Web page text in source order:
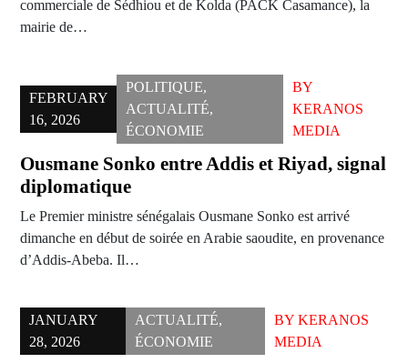
commerciale de Sédhiou et de Kolda (PACK Casamance), la
mairie de…
FEBRUARY
16, 2026
POLITIQUE,
ACTUALITÉ,
ÉCONOMIE
BY
KERANOS
MEDIA
Ousmane Sonko entre Addis et Riyad, signal
diplomatique
Le Premier ministre sénégalais Ousmane Sonko est arrivé
dimanche en début de soirée en Arabie saoudite, en provenance
d’Addis-Abeba. Il…
JANUARY
28, 2026
ACTUALITÉ,
ÉCONOMIE
BYKERANOS
MEDIA